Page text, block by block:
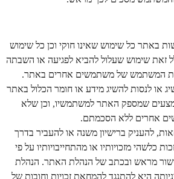
באתר כל שימוש שאינו חוקי וכן כל שימוש
זאת שימוש שעלול להביא לפגיעה או השבתה
המשתמש של משתמשים אחרים באתר.
לנסות להשיג מידע או חומר הכלול באתר
שמספק האתר למשתמשיו, וכן שלא
אחרים ללא הסכמתם.
להעניק ברישיון משנה או להעביר בדרך
כלשהי מזכויותיו או מהתחייבויותיו על פי
מראש ובכתב של הנהלת האתר. הנהלת
היא להתנגד להמחאת זכויות וחובות של